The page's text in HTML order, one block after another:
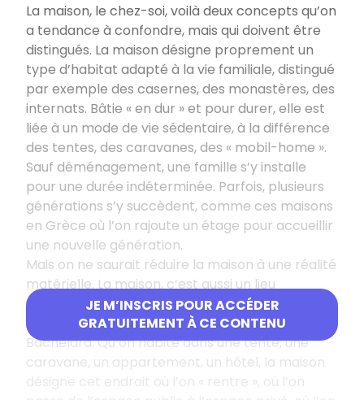
JE M’INSCRIS POUR ACCÉDER
GRATUITEMENT À CE CONTENU
La maison, le chez-soi, voilà deux concepts qu’on
a tendance à confondre, mais qui doivent être
distingués. La maison désigne proprement un
type d’habitat adapté à la vie familiale, distingué
par exemple des casernes, des monastères, des
internats. Bâtie « en dur » et pour durer, elle est
liée à un mode de vie sédentaire, à la différence
des tentes, des caravanes, des « mobil-home ».
Sauf déménagement, une famille s’y installe
pour une durée indéterminée. Parfois, plusieurs
générations s’y succèdent, comme ces maisons
en Grèce où l’on rajoute un étage pour accueillir
une nouvelle génération.
Mais on ne saurait réduire la maison à une réalité
matérielle. La maison, c’est aussi un lieu
symbolique, un « chez-soi », « notre coin dans le
monde », comme disait le philosophe Gaston
Bachelard. Qu’on habite dans une tente, une
caravane, un appartement, un hôtel, la maison